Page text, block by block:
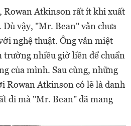
Rowan Atkinson rất ít khi xuất
vậy, "Mr. Bean" vẫn chưa
nghệ thuật. Ông vẫn miệt
nhiều giờ liền để chuẩn
của mình. Sau cùng, những
Rowan Atkinson có lẽ là danh
đi mà "Mr. Bean" đã mang